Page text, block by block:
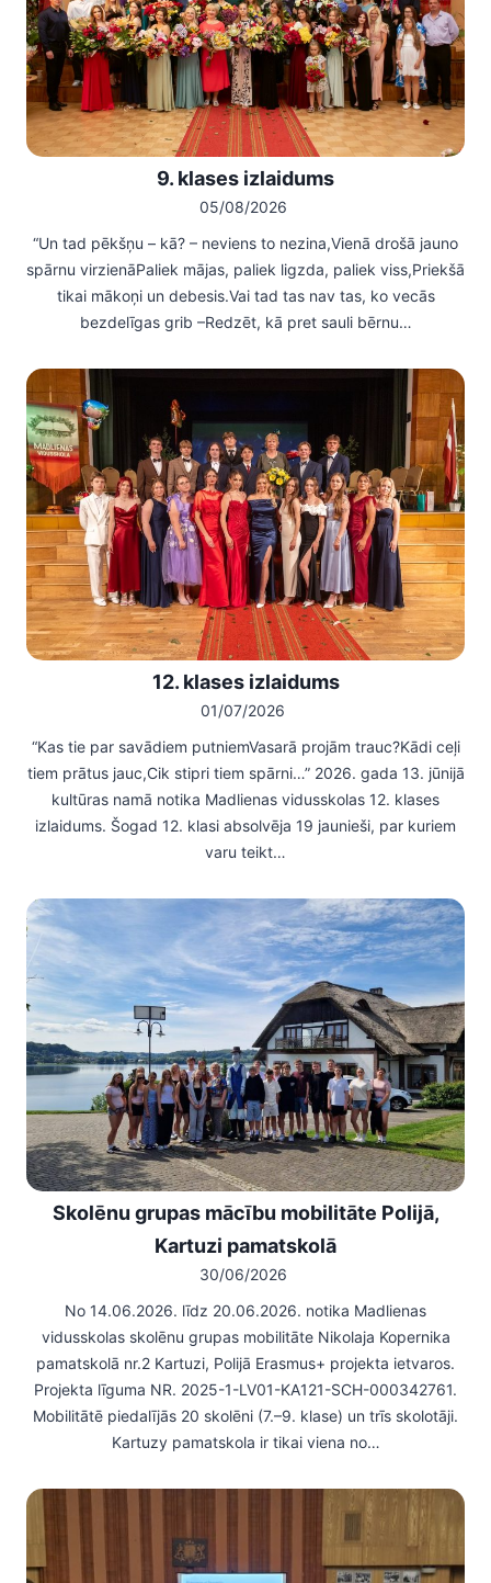
9. klases izlaidums
05/08/2026
“Un tad pēkšņu – kā? – neviens to nezina,Vienā drošā jauno
spārnu virzienāPaliek mājas, paliek ligzda, paliek viss,Priekšā
tikai mākoņi un debesis.Vai tad tas nav tas, ko vecās
bezdelīgas grib –Redzēt, kā pret sauli bērnu…
12. klases izlaidums
01/07/2026
“Kas tie par savādiem putniemVasarā projām trauc?Kādi ceļi
tiem prātus jauc,Cik stipri tiem spārni…” 2026. gada 13. jūnijā
kultūras namā notika Madlienas vidusskolas 12. klases
izlaidums. Šogad 12. klasi absolvēja 19 jaunieši, par kuriem
varu teikt…
Skolēnu grupas mācību mobilitāte Polijā,
Kartuzi pamatskolā
30/06/2026
No 14.06.2026. līdz 20.06.2026. notika Madlienas
vidusskolas skolēnu grupas mobilitāte Nikolaja Kopernika
pamatskolā nr.2 Kartuzi, Polijā Erasmus+ projekta ietvaros.
Projekta līguma NR. 2025-1-LV01-KA121-SCH-000342761.
Mobilitātē piedalījās 20 skolēni (7.–9. klase) un trīs skolotāji.
Kartuzy pamatskola ir tikai viena no…